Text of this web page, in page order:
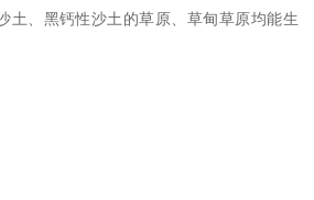
土、黑钙性沙土的草原、草甸草原均能生